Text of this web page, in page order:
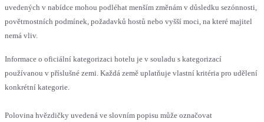
uvedených v nabídce mohou podléhat menším změnám v důsledku sezónnosti,
povětrnostních podmínek, požadavků hostů nebo vyšší moci, na které majitel
nemá vliv.
Informace o oficiální kategorizaci hotelu je v souladu s kategorizací
používanou v příslušné zemi. Každá země uplatňuje vlastní kritéria pro udělení
konkrétní kategorie.
Polovina hvězdičky uvedená ve slovním popisu může označovat